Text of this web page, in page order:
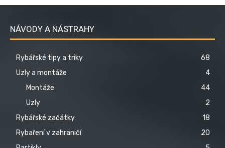
NÁVODY A NÁSTRAHY
Rybářské tipy a triky
68
Uzly a montáže
4
Montáže
44
Uzly
2
Rybářské začátky
18
Rybaření v zahraničí
20